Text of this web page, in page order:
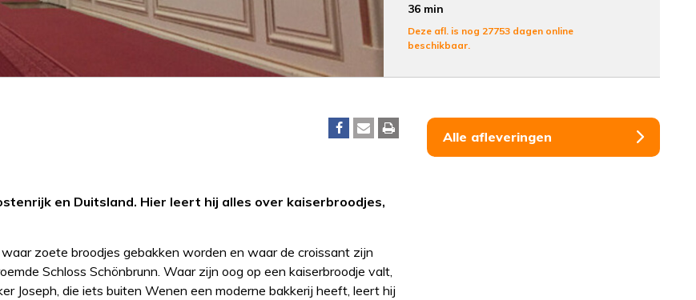
36 min
Deze afl. is nog 27753 dagen online
beschikbaar.
en Duitsland. Hier leert hij alles over kaiserbroodjes,
zoete broodjes gebakken worden en waar de croissant zijn
Schloss Schönbrunn. Waar zijn oog op een kaiserbroodje valt,
Joseph, die iets buiten Wenen een moderne bakkerij heeft, leert hij
Alle afleveringen